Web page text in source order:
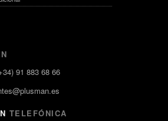
91 883 68 66
TELEFÓNICA